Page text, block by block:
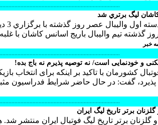
كاشان ليگ برتري شد
تيم واليبال باريج اسانس كاشان با غلبه
خبر
و خودنمایی است/ نه توصیه پذیرم نه باج بده!
کشورمان با تاکید بر اینکه برای انتخاب
پذیرد، گفت: در حال حاضر شرایط فدراسیون
برتر تاريخ ليگ ايران
گلزنان برتر تاريخ ليگ فوتبال ايران منتشر شد.